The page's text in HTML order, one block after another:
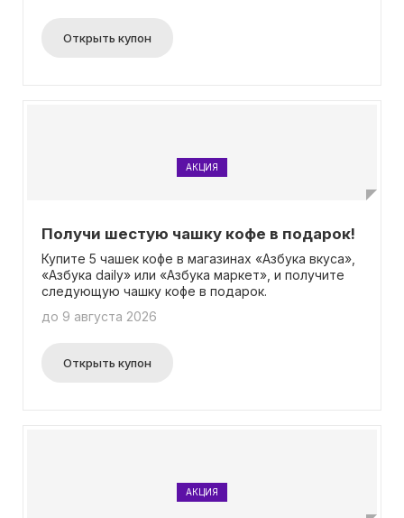
Открыть купон
АКЦИЯ
Получи шестую чашку кофе в подарок!
Купите 5 чашек кофе в магазинах «Азбука вкуса»,
«Aзбука daily» или «Азбука маркет», и получите
следующую чашку кофе в подарок.
до 9 августа 2026
Открыть купон
АКЦИЯ